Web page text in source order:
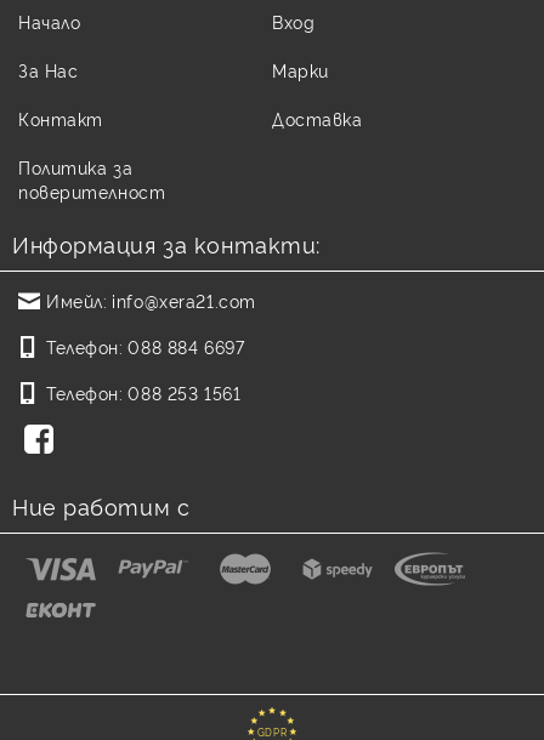
Начало
За Нас
Контакт
Политика за
поверителност
Вход
Марки
Доставка
Информация за контакти:
Имейл: info@xera21.com
Телефон: 088 884 6697
Телефон: 088 253 1561
Ние работим с
GDPR